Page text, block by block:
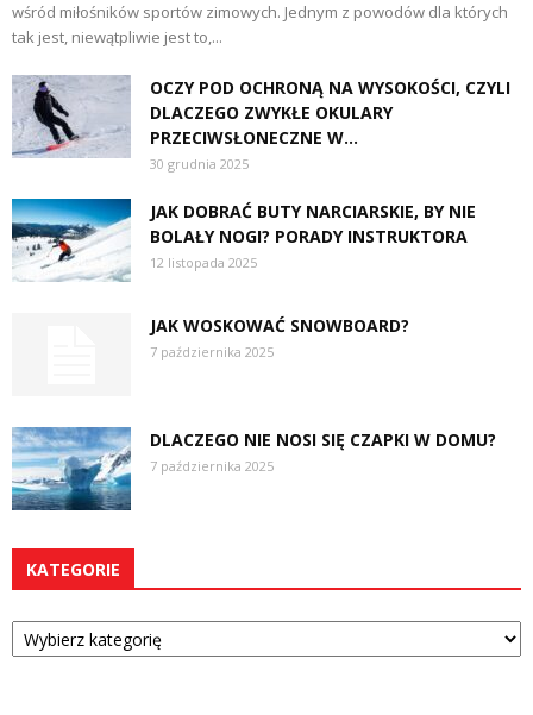
wśród miłośników sportów zimowych. Jednym z powodów dla których
tak jest, niewątpliwie jest to,...
OCZY POD OCHRONĄ NA WYSOKOŚCI, CZYLI
DLACZEGO ZWYKŁE OKULARY
PRZECIWSŁONECZNE W...
30 grudnia 2025
JAK DOBRAĆ BUTY NARCIARSKIE, BY NIE
BOLAŁY NOGI? PORADY INSTRUKTORA
12 listopada 2025
JAK WOSKOWAĆ SNOWBOARD?
7 października 2025
DLACZEGO NIE NOSI SIĘ CZAPKI W DOMU?
7 października 2025
KATEGORIE
Kategorie